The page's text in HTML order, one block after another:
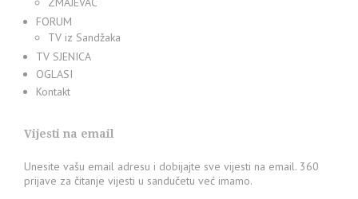
FORUM
TV iz Sandžaka
TV SJENICA
OGLASI
Kontakt
Vijesti na email
Unesite vašu email adresu i dobijajte sve vijesti na email. 360
prijave za čitanje vijesti u sandučetu već imamo.